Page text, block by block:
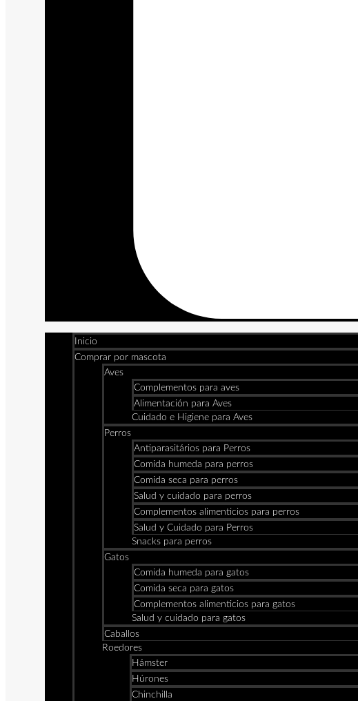
Inicio
Comprar por mascota
Aves
Complementos para aves
Alimentación para Aves
Cuidado e Higiene para Aves
Perros
Antiparasitários para Perros
Comida humeda para perros
Comida seca para perros
Salud y cuidado para perros
Complementos alimenticios para perros
Salud y Cuidado para Perros
Snacks para perros
Gatos
Comida humeda para gatos
Comida seca para gatos
Complementos alimenticios para gatos
Salud y cuidado para gatos
Caballos
Roedores
Hámster
Húrones
Chinchilla